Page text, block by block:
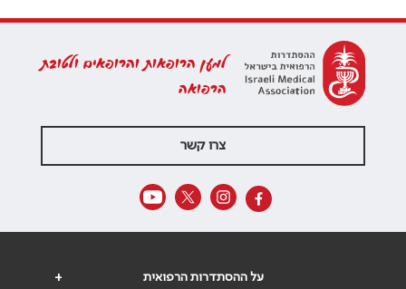
למען הרופאות והרופאים ולטובת
הרפואה
צרו קשר
+ על ההסתדרות הרפואית